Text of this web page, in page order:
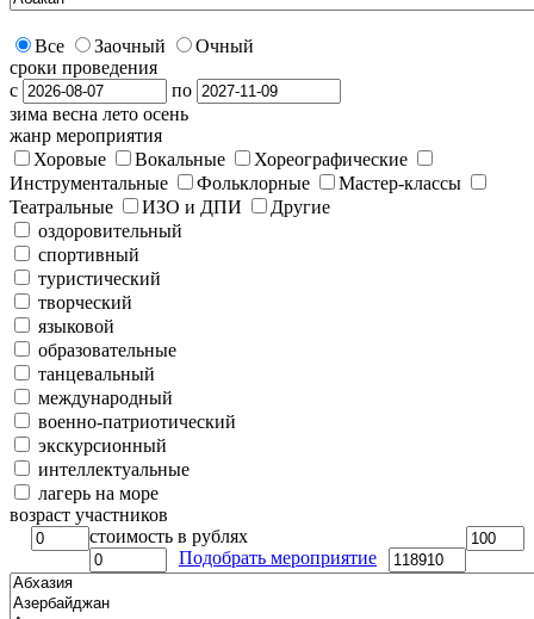
Все Заочный
Очный
сроки проведения
с
по
зима весна лето осень
жанр мероприятия
Хоровые
Вокальные
Хореографические
Инструментальные
Фольклорные
Мастер-классы
Театральные
ИЗО и ДПИ
Другие
оздоровительный
спортивный
туристический
творческий
языковой
образовательные
танцевальный
международный
военно-патриотический
экскурсионный
интеллектуальные
лагерь на море
возраст участников
стоимость в рублях
Подобрать мероприятие